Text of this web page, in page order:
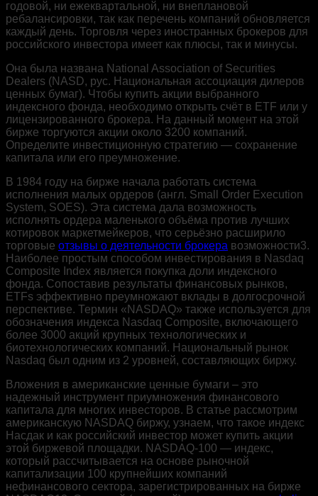
годовой, ни ежеквартальной, ни внеплановой
ребалансировки, так как перечень компаний обновляется
каждый день. Торговля через иностранных брокеров для
российского инвестора имеет как плюсы, так и минусы.
Она была названа National Association of Securities
Dealers (NASD, рус. Национальная ассоциация дилеров
ценных бумаг). Чтобы купить акции выбранного
индексного фонда, необходимо открыть счёт в ETF или у
лицензированного брокера. На данный момент на этой
бирже торгуются акции около 3200 компаний.
Определите инвестиционную стратегию — сохранение
капитала или его преумножение.
В 1984 году на бирже начала работать система
исполнения малых ордеров (англ. Small Order Execution
System, SOES). Эта система дала возможность
исполнять ордера маленького объёма против лучших
котировок маркетмейкеров, что серьёзно расширило
торговые отзывы о деятельности брокера возможности3.
Наиболее простым способом инвестирования в Nasdaq
Composite Index является покупка доли индексного
фонда. Сопоставив результаты финансовых рынков,
ETFs эффективно преумножают вклады в долгосрочной
перспективе. Термин «NASDAQ» также используется для
обозначения индекса Nasdaq Composite, включающего
более 3000 акций крупных технологических и
биотехнологических компаний. Национальный рынок
Nasdaq был одним из 2 уровней, составляющих биржу.
Вложения в американские ценные бумаги – это
надежный инструмент приумножения финансового
капитала для многих инвесторов. В статье рассмотрим
американскую NASDAQ биржу, узнаем, что такое индекс
Насдак и как российский инвестор может купить акции
этой биржевой площадки. NASDAQ-100 — индекс,
который рассчитывается на основе рыночной
капитализации 100 крупнейших компаний
нефинансового сектора, зарегистрированных на бирже